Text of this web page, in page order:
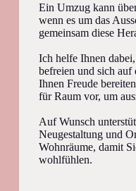
Ein Umzug kann
wenn es um das
gemeinsam diese
Ich helfe Ihnen
befreien und sich
Ihnen Freude
für Raum vor, um
Auf Wunsch
Neugestaltung und
Wohnräume, damit
wohlfühlen.